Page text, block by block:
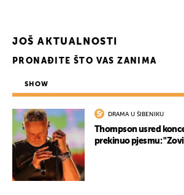
JOŠ AKTUALNOSTI
PRONAĐITE ŠTO VAS ZANIMA
SHOW
DRAMA U ŠIBENIKU
Thompson usred
prekinuo pjesmu: